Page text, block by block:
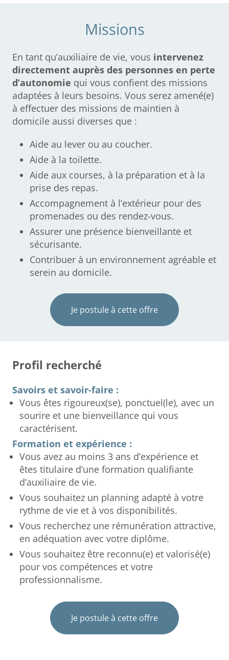
Missions
En tant qu’auxiliaire de vie, vous intervenez
directement auprès des personnes en perte
d’autonomie qui vous confient des missions
adaptées à leurs besoins. Vous serez amené(e)
à effectuer des missions de maintien à
domicile aussi diverses que :
Aide au lever ou au coucher.
Aide à la toilette.
Aide aux courses, à la préparation et à la
prise des repas.
Accompagnement à l’extérieur pour des
promenades ou des rendez-vous.
Assurer une présence bienveillante et
sécurisante.
Contribuer à un environnement agréable et
serein au domicile.
Je postule à cette offre
Profil recherché
Savoirs et savoir-faire :
Vous êtes rigoureux(se), ponctuel(le), avec un
sourire et une bienveillance qui vous
caractérisent.
Formation et expérience :
Vous avez au moins 3 ans d’expérience et
êtes titulaire d’une formation qualifiante
d’auxiliaire de vie.
Vous souhaitez un planning adapté à votre
rythme de vie et à vos disponibilités.
Vous recherchez une rémunération attractive,
en adéquation avec votre diplôme.
Vous souhaitez être reconnu(e) et valorisé(e)
pour vos compétences et votre
professionnalisme.
Je postule à cette offre